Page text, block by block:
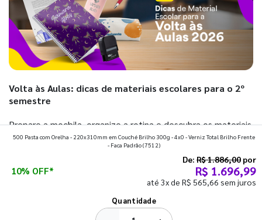
Volta às Aulas: dicas de materiais escolares para o 2º
semestre
Prepare a mochila, organize a rotina e descubra os materiais
que fazem toda diferença para começar o segundo
500 Pasta com Orelha - 220x310mm em Couché Brilho 300g - 4x0 - Verniz Total Brilho Frente
- Faca Padrão(7512)
10% OFF*
De: R$ 1.886,00 por
R$ 1.696,99
até 3x de R$ 565,66 sem juros
Quantidade